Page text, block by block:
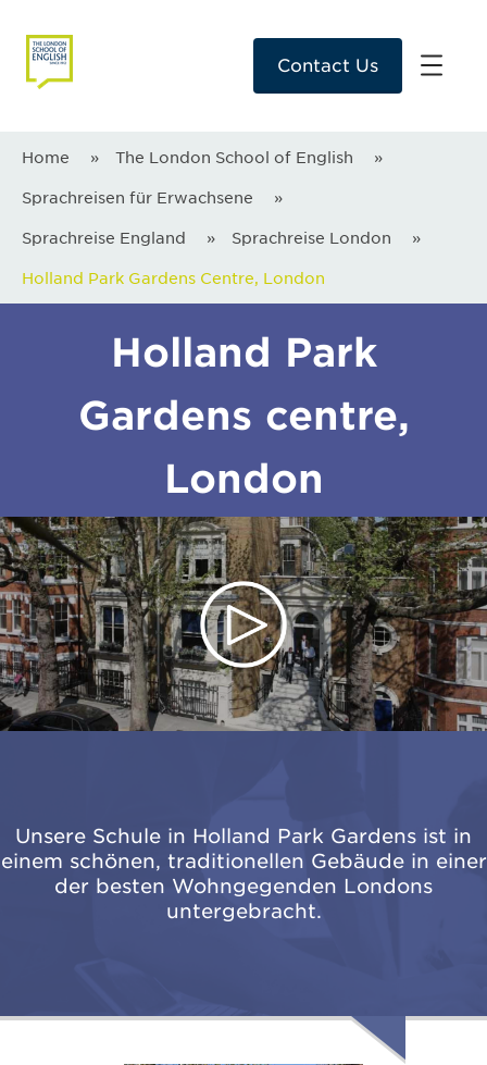
Contact Us
Home » The London School of English »
Sprachreisen für Erwachsene »
Sprachreise England » Sprachreise London »
Holland Park Gardens Centre, London
Holland Park
Gardens centre,
London
Unsere Schule in Holland Park Gardens ist in
einem schönen, traditionellen Gebäude in einer
der besten Wohngegenden Londons
untergebracht.